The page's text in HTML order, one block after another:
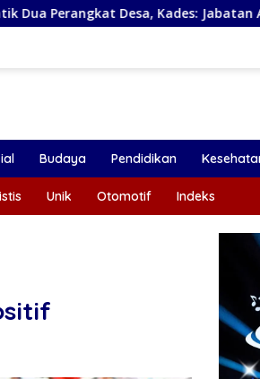
Jabatan Adalah Amanah
Budaya Pendidikan
Unik Otomotif Indeks